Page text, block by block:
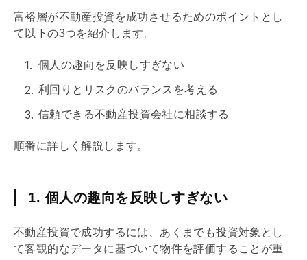
富裕層が不動産投資を成功させるためのポイントとし
て以下の3つを紹介します。
個人の趣向を反映しすぎない
利回り とリスクのバランスを考える
信頼できる不動産投資会社に相談する
順番に詳しく解説します。
1. 個人の趣向を反映しすぎない
不動産投資で成功するには、あくまでも投資対象とし
て客観的なデータに基づいて物件を評価することが重